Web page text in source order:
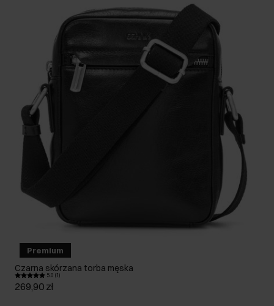
Premium
Czarna skórzana torba męska
5.0 (1)
269,90 zł